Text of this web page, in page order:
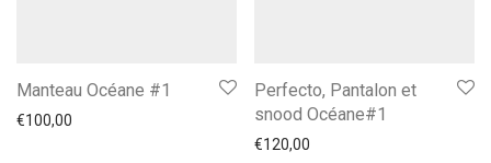
Manteau Océane #1
€100,00
Perfecto, Pantalon et
snood Océane#1
€120,00